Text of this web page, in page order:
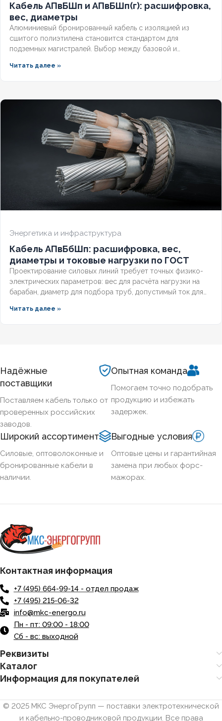
Кабель АПвБШп и АПвБШп(г): расшифровка,
вес, диаметры
Алюминиевый бронированный кабель с изоляцией из
сшитого полиэтилена становится стандартом для
подземных магистралей. Выбор между базовой и
вод и требований к надёжности. Разберём конструктивные
Читать далее »
Энергетика и инфраструктура
Кабель АПвБбШп: расшифровка, вес,
диаметры и токовые нагрузки по ГОСТ
Проектирование силовых линий требует точных физико-
электрических параметров: вес для расчёта нагрузки на
барабан, диаметр для подбора труб, допустимый ток для
алюминиевых бронированных кабелей с изоляцией из
Читать далее »
Надёжные
поставщики
Поставляем кабель только от
проверенных российских
заводов.
Опытная команда
Помогаем точно подобрать
продукцию и избежать
задержек.
Широкий ассортимент
Силовые, оптоволоконные и
бронированные кабели в
наличии.
Выгодные условия
Оптовые цены и гарантийная
замена при любых форс-
мажорах.
Контактная информация
+7 (495) 664-99-14 - отдел продаж
+7 (495) 215-06-32
info@mkc-energo.ru
Пн - пт: 09:00 - 18:00
Сб - вс: выходной
Реквизиты
Каталог
Информация для покупателей
© 2025 МКС ЭнергоГрупп — поставки электротехнической
и кабельно-проводниковой продукции. Все права